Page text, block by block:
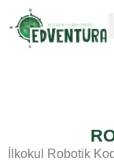
İlkokul Robotik